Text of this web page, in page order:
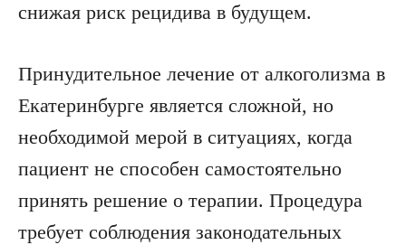
снижая риск рецидива в будущем.
Принудительное лечение от алкоголизма в
Екатеринбурге является сложной, но
необходимой мерой в ситуациях, когда
пациент не способен самостоятельно
принять решение о терапии. Процедура
требует соблюдения законодательных